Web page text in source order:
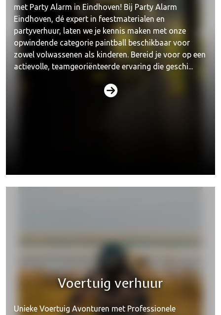
met Party Alarm in Eindhoven! Bij Party Alarm
Eindhoven, dé expert in feestmaterialen en
partyverhuur, laten we je kennis maken met onze
opwindende categorie paintball beschikbaar voor
zowel volwassenen als kinderen. Bereid je voor op een
actievolle, teamgeoriënteerde ervaring die geschi...
Voertuig verhuur
Unieke Voertuig Avonturen met Professionele